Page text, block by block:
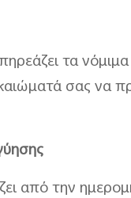
τα
σας να
από την